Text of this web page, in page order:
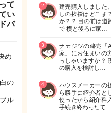
て
い
バ
め
の
ル
建売購入しました
しの挨拶はどこま
か？？ 目の前は道
で 横と後ろに家…
2
ナカジツの建売「
家」にお住まいの
っしゃいますか？
の購入を検討し…
3
ハウスメーカーの
ら勝手に紹介者と
使ったから紹介料
手続き終わったて…
4